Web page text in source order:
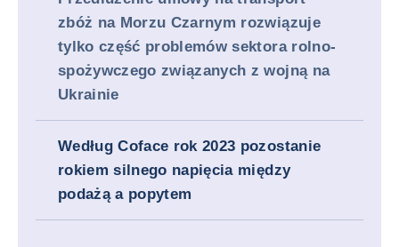
zbóż na Morzu Czarnym rozwiązuje
tylko część problemów sektora rolno-
spożywczego związanych z wojną na
Ukrainie
Według Coface rok 2023 pozostanie
rokiem silnego napięcia między
podażą a popytem